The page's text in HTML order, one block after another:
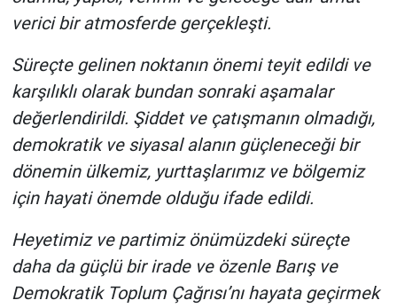
verici bir atmosferde gerçekleşti.
Süreçte gelinen noktanın önemi teyit edildi ve
karşılıklı olarak bundan sonraki aşamalar
değerlendirildi. Şiddet ve çatışmanın olmadığı,
demokratik ve siyasal alanın güçleneceği bir
dönemin ülkemiz, yurttaşlarımız ve bölgemiz
için hayati önemde olduğu ifade edildi.
Heyetimiz ve partimiz önümüzdeki süreçte
daha da güçlü bir irade ve özenle Barış ve
Demokratik Toplum Çağrısı’nı hayata geçirmek
Programlar
Sağlık
Spor
Teknoloji
Türkiye'nin Geleceği
Türkiye'nin Gündemi
Yerel Gündem